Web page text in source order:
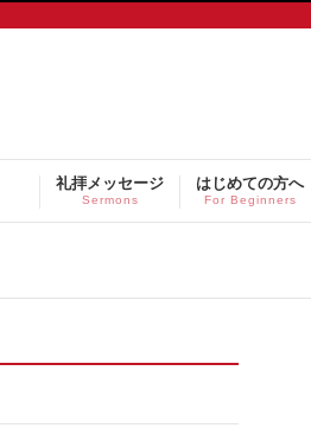
礼拝メッセージ
Sermons
はじめての方へ
For Beginners